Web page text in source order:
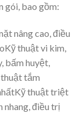
gói, bao gồm:
nâng cao, điều
thuật vi kim,
bấm huyệt,
tắm
thuật triệt
nhang, điều trị